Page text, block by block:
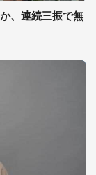
、連続三振で無